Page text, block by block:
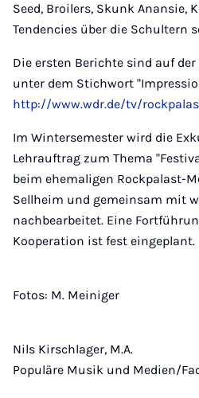
Seed, Broilers, Skunk Anansie,
Tendencies über die Schultern
Die ersten Berichte sind auf
unter dem Stichwort
http://www.wdr.de/tv/
Im Wintersemester wird die
Lehrauftrag zum Thema
beim ehemaligen Rockpalast-
Sellheim und gemeinsam mit
nachbearbeitet. Eine
Kooperation ist fest eingeplant.
Fotos: M. Meiniger
Nils Kirschlager, M.A.
Populäre Musik und Medien/